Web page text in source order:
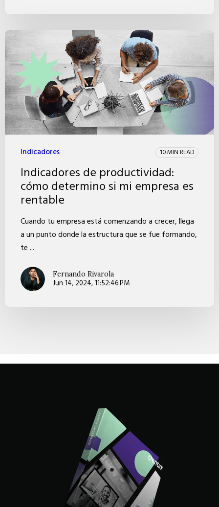
Indicadores 10 MIN READ
Indicadores de productividad:
cómo determino si mi empresa es
rentable
Cuando tu empresa está comenzando a crecer, llega
a un punto donde la estructura que se fue formando,
te ...
Fernando Rivarola
Jun 14, 2024, 11:52:46 PM